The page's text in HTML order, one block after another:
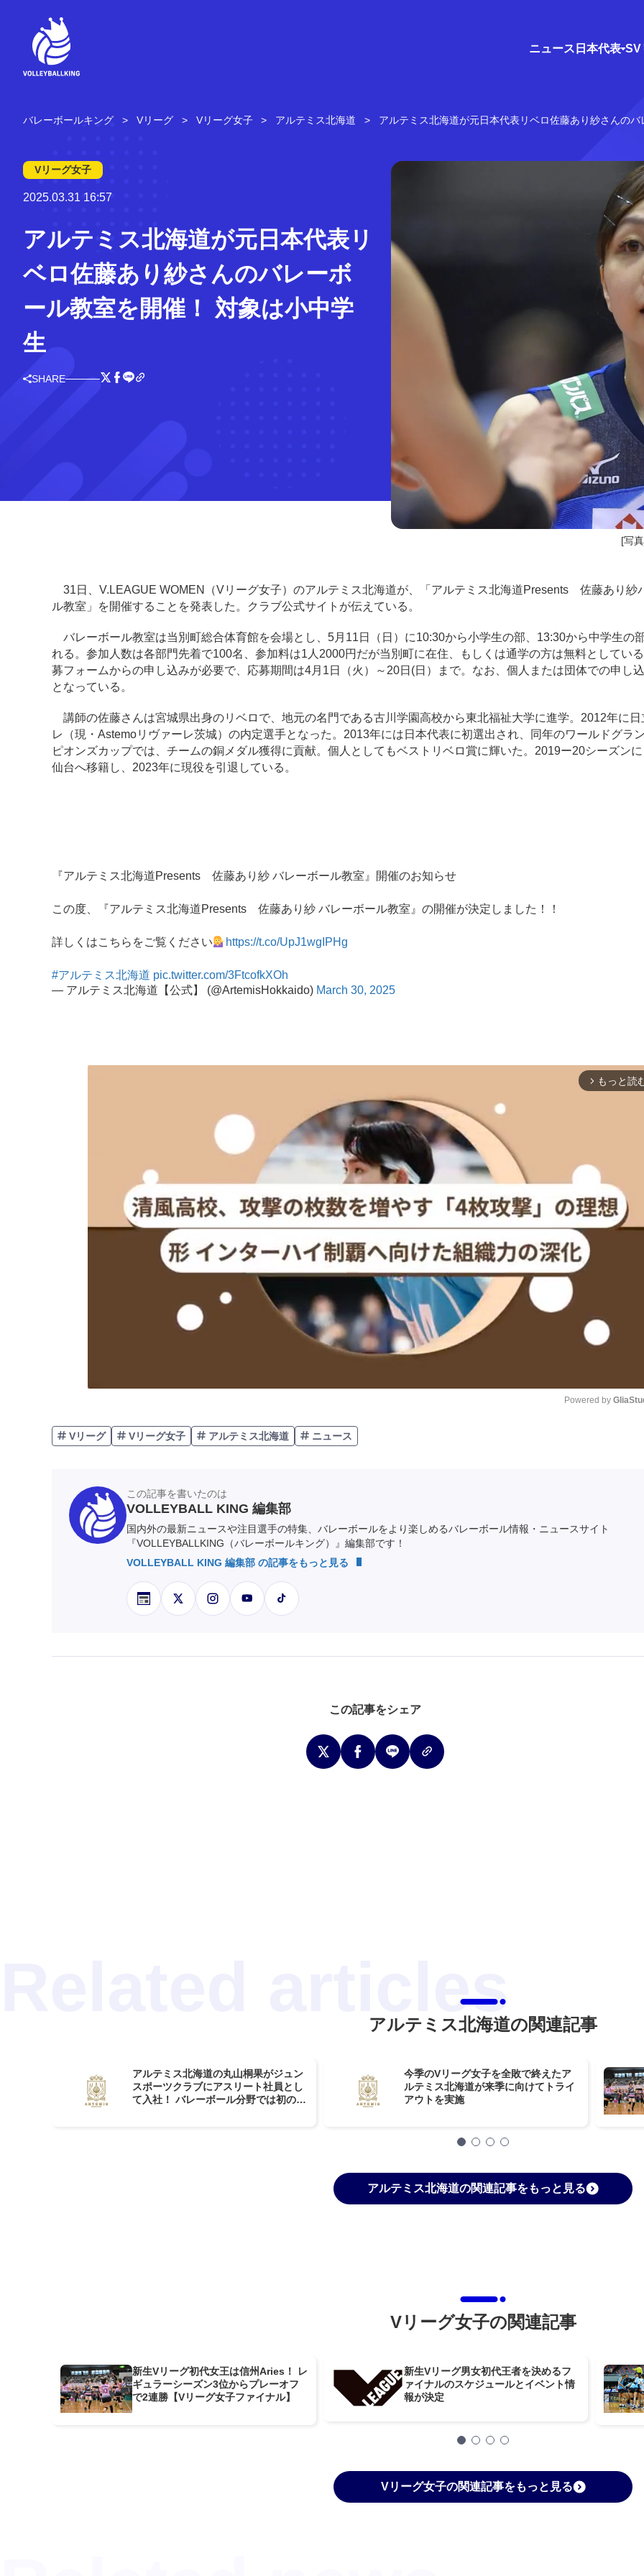
ニュース 日本代表 SV
バレーボールキング Vリーグ Vリーグ女子 アルテミス北海道 アルテミス北海道が元日本代表リベロ佐藤あり紗さんの
Vリーグ女子
2025.03.31 16:57
アルテミス北海道が元日本代表リ
ベロ佐藤あり紗さんのバレーボ
ール教室を開催！ 対象は小中学
生
SHARE
[写
31日、V.LEAGUE WOMEN（Vリーグ女子）のアルテミス北海道が、「アルテミス北海道Presents 佐藤あり紗
ル教室」を開催することを発表した。クラブ公式サイトが伝えている。
バレーボール教室は当別町総合体育館を会場とし、5月11日（日）に10:30から小学生の部、13:30から中学生の
れる。参加人数は各部門先着で100名、参加料は1人2000円だが当別町に在住、もしくは通学の方は無料としてい
募フォームからの申し込みが必要で、応募期間は4月1日（火）～20日(日）まで。なお、個人または団体での申し
となっている。
講師の佐藤さんは宮城県出身のリベロで、地元の名門である古川学園高校から東北福祉大学に進学。2012年に日
レ（現・Astemoリヴァーレ茨城）の内定選手となった。2013年には日本代表に初選出され、同年のワールドグラ
ピオンズカップでは、チームの銅メダル獲得に貢献。個人としてもベストリベロ賞に輝いた。2019ー20シーズン
仙台へ移籍し、2023年に現役を引退している。
『アルテミス北海道Presents 佐藤あり紗 バレーボール教室』開催のお知らせ
この度、『アルテミス北海道Presents 佐藤あり紗 バレーボール教室』の開催が決定しました！！
詳しくはこちらをご覧ください https://t.co/UpJ1wgIPHg
#アルテミス北海道 pic.twitter.com/3FtcofkXOh
— アルテミス北海道【公式】 (@ArtemisHokkaido) March 30, 2025
arrow_forward_ios もっと読
Powered by
Vリーグ Vリーグ女子 アルテミス北海道 ニュース
この記事を書いたのは
VOLLEYBALL KING 編集部
国内外の最新ニュースや注目選手の特集、バレーボールをより楽しめるバレーボール情報・ニュースサイト
『VOLLEYBALLKING（バレーボールキング）』編集部です！
VOLLEYBALL KING 編集部 の記事をもっと見る
この記事をシェア
アルテミス北海道の関連記事
アルテミス北海道の丸山桐果がジュン
スポーツクラブにアスリート社員とし
て入社！ バレーボール分野では初の試
今季のVリーグ女子を全敗で終えたア
ルテミス北海道が来季に向けてトライ
アウトを実施
アルテミス北海道の関連記事をもっと見る
Vリーグ女子の関連記事
新生Vリーグ初代女王は信州Aries！ レ
ギュラーシーズン3位からプレーオフ
で2連勝【Vリーグ女子ファイナル】
新生Vリーグ男女初代王者を決めるフ
ァイナルのスケジュールとイベント情
報が決定
Vリーグ女子の関連記事をもっと見る